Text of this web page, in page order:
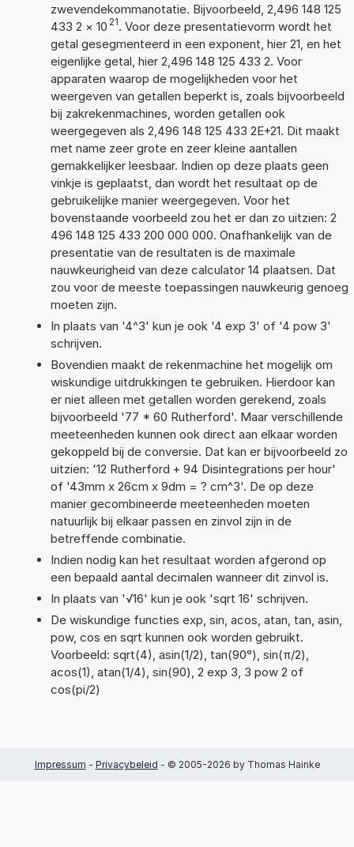
zwevendekommanotatie. Bijvoorbeeld, 2,496 148 125
433 2 × 10 21. Voor deze presentatievorm wordt het
getal gesegmenteerd in een exponent, hier 21, en het
eigenlijke getal, hier 2,496 148 125 433 2. Voor
apparaten waarop de mogelijkheden voor het
weergeven van getallen beperkt is, zoals bijvoorbeeld
bij zakrekenmachines, worden getallen ook
weergegeven als 2,496 148 125 433 2E+21. Dit maakt
met name zeer grote en zeer kleine aantallen
gemakkelijker leesbaar. Indien op deze plaats geen
vinkje is geplaatst, dan wordt het resultaat op de
gebruikelijke manier weergegeven. Voor het
bovenstaande voorbeeld zou het er dan zo uitzien: 2
496 148 125 433 200 000 000. Onafhankelijk van de
presentatie van de resultaten is de maximale
nauwkeurigheid van deze calculator 14 plaatsen. Dat
zou voor de meeste toepassingen nauwkeurig genoeg
moeten zijn.
In plaats van '4^3' kun je ook '4 exp 3' of '4 pow 3'
schrijven.
Bovendien maakt de rekenmachine het mogelijk om
wiskundige uitdrukkingen te gebruiken. Hierdoor kan
er niet alleen met getallen worden gerekend, zoals
bijvoorbeeld '77 * 60 Rutherford'. Maar verschillende
meeteenheden kunnen ook direct aan elkaar worden
gekoppeld bij de conversie. Dat kan er bijvoorbeeld zo
uitzien: '12 Rutherford + 94 Disintegrations per hour'
of '43mm x 26cm x 9dm = ? cm^3'. De op deze
manier gecombineerde meeteenheden moeten
natuurlijk bij elkaar passen en zinvol zijn in de
betreffende combinatie.
Indien nodig kan het resultaat worden afgerond op
een bepaald aantal decimalen wanneer dit zinvol is.
In plaats van '√16' kun je ook 'sqrt 16' schrijven.
De wiskundige functies exp, sin, acos, atan, tan, asin,
pow, cos en sqrt kunnen ook worden gebruikt.
Voorbeeld: sqrt(4), asin(1/2), tan(90°), sin(π/2),
acos(1), atan(1/4), sin(90), 2 exp 3, 3 pow 2 of
cos(pi/2)
Impressum - Privacybeleid - © 2005-2026 by Thomas Hainke